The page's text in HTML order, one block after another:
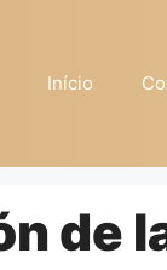
Início
de